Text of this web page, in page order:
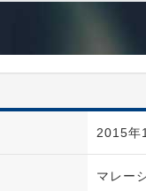
2015
マレー